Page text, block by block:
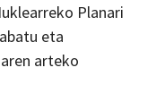
Planari
eta
arteko